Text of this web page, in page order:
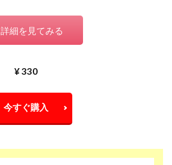
詳細を見てみる
¥ 330
今すぐ購入